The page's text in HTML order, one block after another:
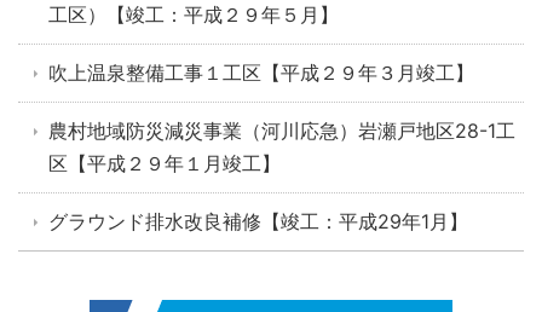
工区）【竣工：平成２９年５月】
吹上温泉整備工事１工区【平成２９年３月竣工】
農村地域防災減災事業（河川応急）岩瀬戸地区28-1工
区【平成２９年１月竣工】
グラウンド排水改良補修【竣工：平成29年1月】